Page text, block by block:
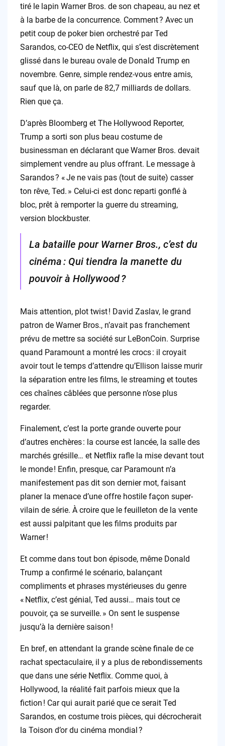
tiré le lapin Warner Bros. de son chapeau, au nez et
à la barbe de la concurrence. Comment ? Avec un
petit coup de poker bien orchestré par Ted
Sarandos, co-CEO de Netflix, qui s’est discrètement
glissé dans le bureau ovale de Donald Trump en
novembre. Genre, simple rendez-vous entre amis,
sauf que là, on parle de 82,7 milliards de dollars.
Rien que ça.
D’après Bloomberg et The Hollywood Reporter,
Trump a sorti son plus beau costume de
businessman en déclarant que Warner Bros. devait
simplement vendre au plus offrant. Le message à
Sarandos ? « Je ne vais pas (tout de suite) casser
ton rêve, Ted. » Celui-ci est donc reparti gonflé à
bloc, prêt à remporter la guerre du streaming,
version blockbuster.
La bataille pour Warner Bros., c’est du
cinéma : Qui tiendra la manette du
pouvoir à Hollywood ?
Mais attention, plot twist ! David Zaslav, le grand
patron de Warner Bros., n’avait pas franchement
prévu de mettre sa société sur LeBonCoin. Surprise
quand Paramount a montré les crocs : il croyait
avoir tout le temps d’attendre qu’Ellison laisse murir
la séparation entre les films, le streaming et toutes
ces chaînes câblées que personne n’ose plus
regarder.
Finalement, c’est la porte grande ouverte pour
d’autres enchères : la course est lancée, la salle des
marchés grésille… et Netflix rafle la mise devant tout
le monde ! Enfin, presque, car Paramount n’a
manifestement pas dit son dernier mot, faisant
planer la menace d’une offre hostile façon super-
vilain de série. À croire que le feuilleton de la vente
est aussi palpitant que les films produits par
Warner !
Et comme dans tout bon épisode, même Donald
Trump a confirmé le scénario, balançant
compliments et phrases mystérieuses du genre
« Netflix, c’est génial, Ted aussi… mais tout ce
pouvoir, ça se surveille. » On sent le suspense
jusqu’à la dernière saison !
En bref, en attendant la grande scène finale de ce
rachat spectaculaire, il y a plus de rebondissements
que dans une série Netflix. Comme quoi, à
Hollywood, la réalité fait parfois mieux que la
fiction ! Car qui aurait parié que ce serait Ted
Sarandos, en costume trois pièces, qui décrocherait
la Toison d’or du cinéma mondial ?